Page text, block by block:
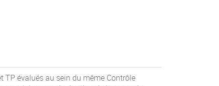
TP évalués au sein du même Contrôle